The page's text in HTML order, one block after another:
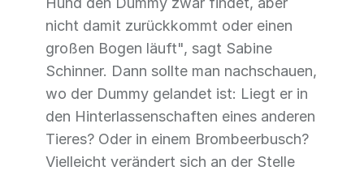
nicht damit zurückkommt oder einen
großen Bogen läuft", sagt Sabine
Schinner. Dann sollte man nachschauen,
wo der Dummy gelandet ist: Liegt er in
den Hinterlassenschaften eines anderen
Tieres? Oder in einem Brombeerbusch?
Vielleicht verändert sich an der Stelle